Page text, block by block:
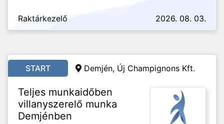
Raktárkezelő 2026. 08. 03.
START Demjén, Új Champignons Kft.
Teljes munkaidőben
villanyszerelő munka
Demjénben